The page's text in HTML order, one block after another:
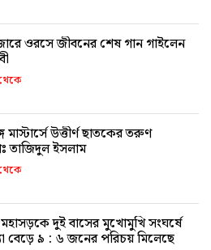
ওরসে জীবনের শেষ গান গাইলেন
মাস্টার্সে উত্তীর্ণ ছাতকের তরুণ
তাজিদুল ইসলাম
দুই বাসের মুখোমুখি সংঘর্ষে
বেড়ে ৯ : ৬ জনের পরিচয় মিলেছে